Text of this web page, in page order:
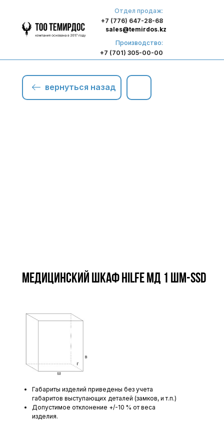
Отдел продаж:
+7 (776) 647-28-68
Производство:
+7 (701) 305-00-00
sales@temirdos.kz
вернуться назад
Медицинский шкаф HILFE МД 1 ШМ-SSD
Габариты изделий приведены без учета
габаритов выступающих деталей (замков, и т.п.)
Допустимое отклонение +/-10 % от веса
изделия.